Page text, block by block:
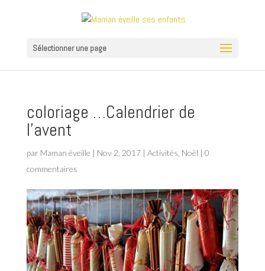
Sélectionner une page
coloriage …Calendrier de
l’avent
par Maman éveille | Nov 2, 2017| Activités Noël | 0
commentaires